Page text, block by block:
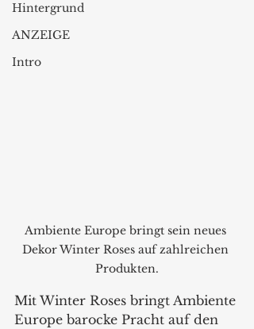
Hintergrund
ANZEIGE
Intro
Ambiente Europe bringt sein neues
Dekor Winter Roses auf zahlreichen
Produkten.
Mit Winter Roses bringt Ambiente
Europe barocke Pracht auf den